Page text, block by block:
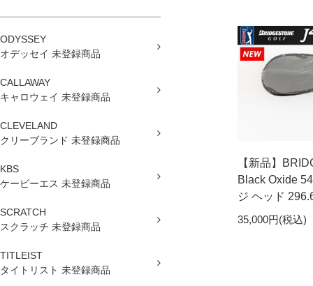
ODYSSEY
オデッセイ 未登録商品
CALLAWAY
キャロウェイ 未登録商品
CLEVELAND
クリーブランド 未登録商品
KBS
ケービーエス 未登録商品
SCRATCH
スクラッチ 未登録商品
TITLEIST
タイトリスト 未登録商品
【新品】
Black Oxide
ジ ヘッド
35,000円(税込)